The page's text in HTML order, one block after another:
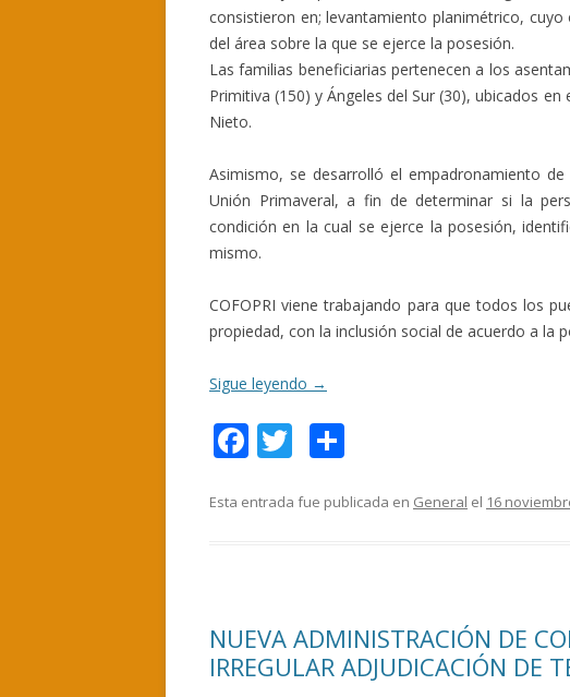
consistieron en; levantamiento planimétrico,
del área sobre la que se ejerce la posesión.
Las familias beneficiarias pertenecen a los
Primitiva (150) y Ángeles del Sur (30), ubicados
Nieto.
Asimismo, se desarrolló el empadronamiento
Unión Primaveral, a fin de determinar si la
condición en la cual se ejerce la posesión,
mismo.
COFOPRI viene trabajando para que todos los
propiedad, con la inclusión social de acuerdo a la
Sigue leyendo →
F
e
k
T
itt m
r
Esta entrada fue publicada en General el 16
NUEVA ADMINISTRACIÓN DE
IRREGULAR ADJUDICACIÓN DE